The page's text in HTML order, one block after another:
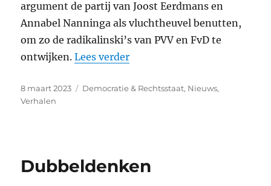
argument de partij van Joost Eerdmans en
Annabel Nanninga als vluchtheuvel benutten,
om zo de radikalinski’s vanPVV en FvD te
ontwijken.Lees verder“De partij van het dedain”
Geplaatst
op
8 maart 2023 Categorieën
Democratie & Rechtsstaat, Nieuws,
Verhalen
Dubbeldenken